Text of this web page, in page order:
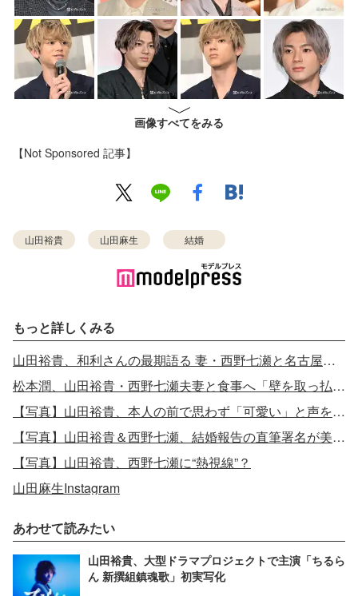
画像すべてをみる
【Not Sponsored 記事】
山田裕貴 山田麻生 結婚
もっと詳しくみる
山田裕貴、和利さんの最期語る 妻・西野七瀬と名古屋へ駆けつける
松本潤、山田裕貴・西野七瀬夫妻と食事へ「壁を取っ払うまでにはもうちょっと時間かかりそう」
【写真】山田裕貴、本人の前で思わず「可愛い」と声を漏らした女優
【写真】山田裕貴＆西野七瀬、結婚報告の直筆署名が美文字と話題
【写真】山田裕貴、西野七瀬に“熱視線”？
山田麻生Instagram
あわせて読みたい
山田裕貴、大型ドラマプロジェクトで主演「ちるら
ん 新撰組鎮魂歌」初実写化